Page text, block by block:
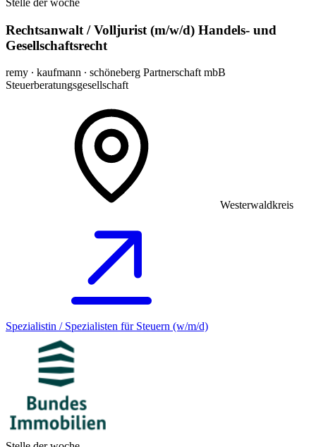
Stelle der woche
Rechtsanwalt / Volljurist (m/w/d) Handels- und
Gesellschaftsrecht
remy ∙ kaufmann ∙ schöneberg Partnerschaft mbB
Steuerberatungsgesellschaft
Westerwaldkreis
Spezialistin / Spezialisten für Steuern (w/m/d)